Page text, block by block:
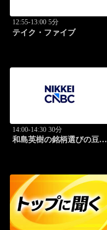
12:55-13:00 5分
テイク・ファイブ
14:00-14:30 30分
和島英樹の銘柄選びの豆知